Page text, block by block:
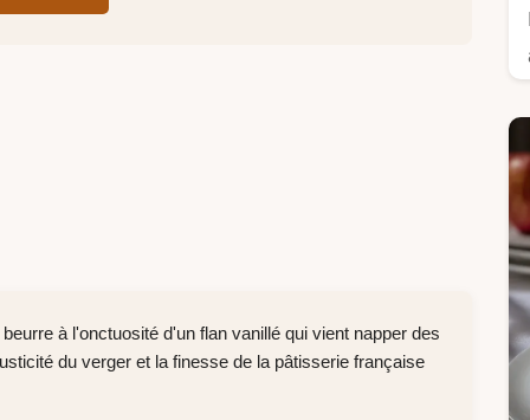
à l'onctuosité d'un flan vanillé qui vient napper des
du verger et la finesse de la pâtisserie française